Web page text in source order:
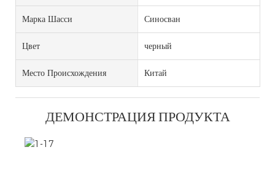
Марка Шасси Синосван
Цвет черный
Место Происхождения Китай
ДЕМОНСТРАЦИЯ ПРОДУКТА